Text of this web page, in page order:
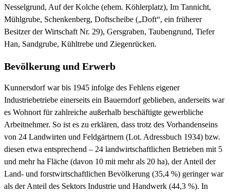
Nesselgrund, Auf der Kolche (ehem. Köhlerplatz), Im Tannicht,
Mühlgrube, Schenkenberg, Doftscheibe („Doft“, ein früherer
Besitzer der Wirtschaft Nr. 29), Gersgraben, Taubengrund, Tiefer
Han, Sandgrube, Kühltrebe und Ziegenrücken.
Bevölkerung und Erwerb
Kunnersdorf war bis 1945 infolge des Fehlens eigener
Industriebetriebe einerseits ein Bauerndorf geblieben, anderseits war
es Wohnort für zahlreiche außerhalb beschäftigte gewerbliche
Arbeitnehmer. So ist es zu erklären, dass trotz des Vorhandenseins
von 24 Landwirten und Feldgärtnern (Lot. Adressbuch 1934) bzw.
diesen etwa entsprechend – 24 landwirtschaftlichen Betrieben mit 5
und mehr ha Fläche (davon 10 mit mehr als 20 ha), der Anteil der
Land- und forstwirtschaftlichen Bevölkerung (35,4 %) geringer war
als der Anteil des Sektors Industrie und Handwerk (44,3 %). In